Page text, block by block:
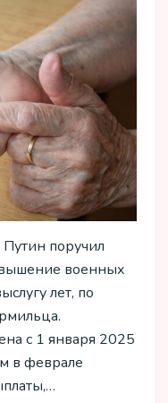
поручил
военных
лет, по
с 1 января 2025
в феврале